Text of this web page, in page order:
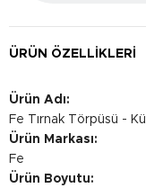
ÜRÜN ÖZELLIKLERI
Ürün Adı:
Fe Tırnak Törpüsü -
Ürün Markası:
Fe
Ürün Boyutu: